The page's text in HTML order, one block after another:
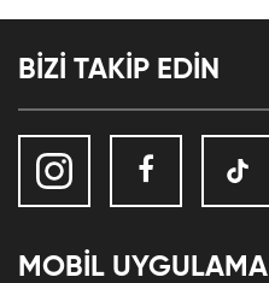
BİZİ TAKİP EDİN
MOBİL UYGULAMA